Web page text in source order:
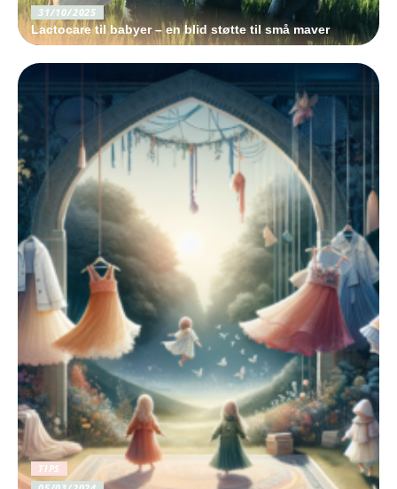
31/10/2025
Lactocare til babyer – en blid støtte til små maver
TIPS